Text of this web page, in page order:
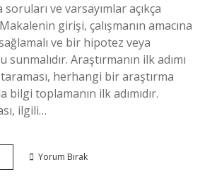
soruları ve varsayımlar açıkça
girişi, çalışmanın amacına
ve bir hipotez veya
Araştırmanın ilk adımı
herhangi bir araştırma
bilgi toplamanın ilk adımıdır.
ilgili…
AraştırmayaYorum Bırak